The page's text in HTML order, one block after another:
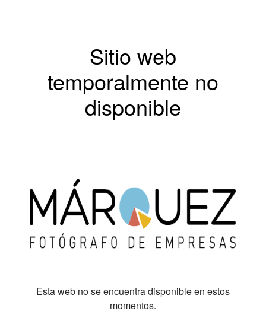
Sitio web
temporalmente no
disponible
Esta web no se encuentra disponible en estos
momentos.